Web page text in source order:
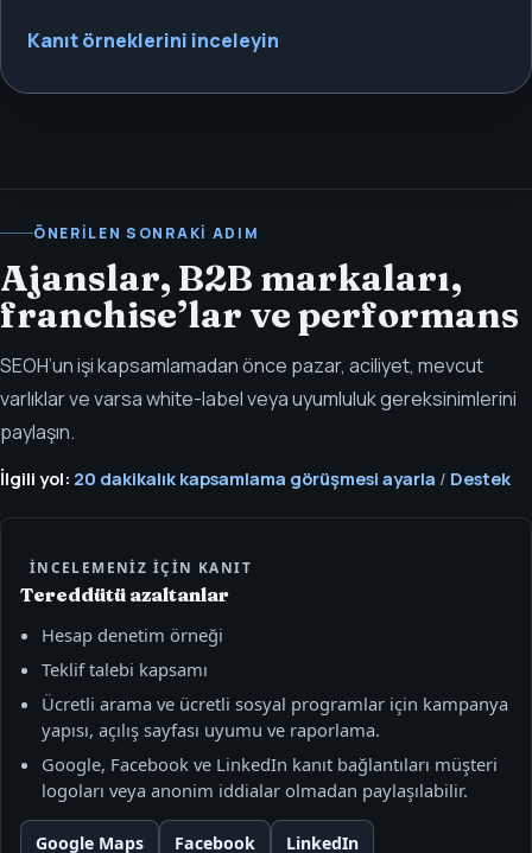
Kanıt örneklerini inceleyin
ÖNERILEN SONRAKI ADIM
Ajanslar, B2B markaları,
franchise’lar ve performans
SEOH’un işi kapsamlamadan önce pazar, aciliyet, mevcut
varlıklar ve varsa white-label veya uyumluluk gereksinimlerini
paylaşın.
İlgili yol: 20 dakikalık kapsamlama görüşmesi ayarla / Destek
İNCELEMENIZ IÇIN KANIT
Tereddütü azaltanlar
Hesap denetim örneği
Teklif talebi kapsamı
Ücretli arama ve ücretli sosyal programlar için kampanya
yapısı, açılış sayfası uyumu ve raporlama.
Google, Facebook ve LinkedIn kanıt bağlantıları müşteri
logoları veya anonim iddialar olmadan paylaşılabilir.
Google Maps Facebook LinkedIn